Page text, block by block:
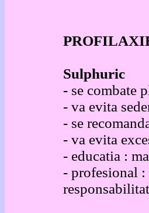
Sulphuric
- se combate
- va evita
- se
- va evita
- educatia :
- profesional